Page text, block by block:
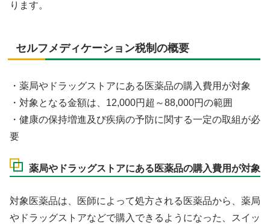
ります。
セルフメディケーション税制の概要
・薬局やドラッグストアにある医薬品の購入費用が対象
・対象となる金額は、12,000円超～88,000円の範囲
・健康の保持増進及び疾病の予防に関する一定の取組が必
要
薬局やドラッグストアにある医薬品の購入費用が対象
対象医薬品は、医師によって処方される医薬品から、薬局
やドラッグストアなどで購入できるようになった、スイッ